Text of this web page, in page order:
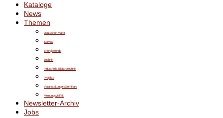
Kataloge
News
Themen
Deutscher Markt
Service
Energiewende
Technik
Industrielle Elektrotechnik
Projekte
Veranstaltungen/Seminare
Meinungsvielfalt
Newsletter-Archiv
Jobs